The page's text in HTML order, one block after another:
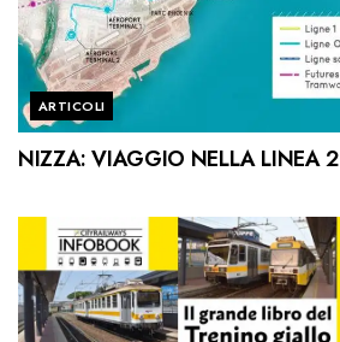
ARTICOLI
NIZZA: VIAGGIO NELLA LINEA 2